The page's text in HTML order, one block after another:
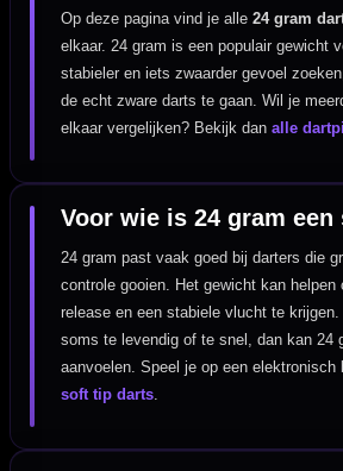
Op deze pagina vind je alle24 gram
elkaar. 24 gram is een populair gewicht
stabieler en iets zwaarder gevoel
de echt zware darts te gaan. Wil je
elkaar vergelijken? Bekijk danalle
Voor wie is 24 gram
24 gram past vaak goed bij darters die
controle gooien. Het gewicht kan helpen
release en een stabiele vlucht te
soms te levendig of te snel, dan kan 24
aanvoelen. Speel je op een elektronisch
soft tip darts.